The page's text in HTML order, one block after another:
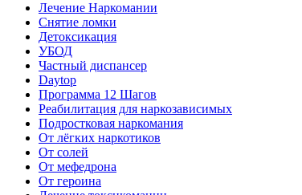
Лечение Наркомании
Снятие ломки
Детоксикация
УБОД
Частный диспансер
Daytop
Программа 12 Шагов
Реабилитация для наркозависимых
Подростковая наркомания
От лёгких наркотиков
От солей
От мефедрона
От героина